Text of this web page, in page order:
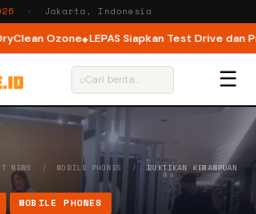
· Jakarta, Indonesia
Ozone LEPAS Siapkan Test Drive dan
⌕ ☰
NEWS / MOBILE PHONES /BUKTIKAN KEMAMPUAN
MOBILE PHONES